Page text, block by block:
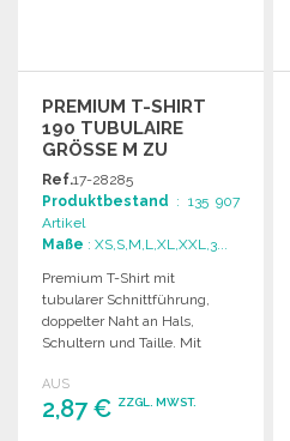
PREMIUM T-SHIRT
190 TUBULAIRE
GRÖSSE M ZU G
ROSSHANDELSPREISEN
Ref.17-28285
Produktbestand : 135 907
Artikel
Maße : XS,S,M,L,XL,XXL,3...
Premium T-Shirt mit
tubularer Schnittführung,
doppelter Naht an Hals,
Schultern und Taille. Mit
abnehmbarer Etikette.
AUS
2,87 € ZZGL. MWST.